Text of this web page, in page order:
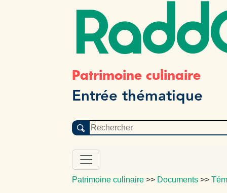
Patrimoine culinaire
Entrée thématique
Patrimoine culinaire >> Documents >>